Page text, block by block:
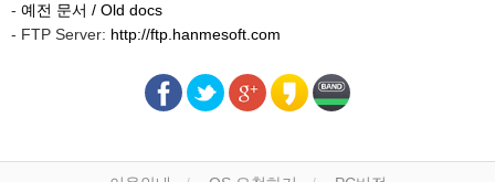
- 예전 문서 / Old docs
- FTP Server: http://ftp.hanmesoft.com